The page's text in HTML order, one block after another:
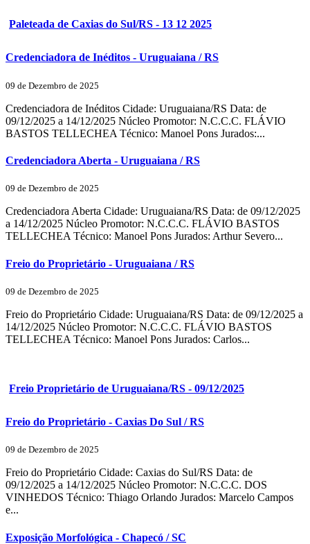
Paleteada de Caxias do Sul/RS - 13 12 2025
Credenciadora de Inéditos - Uruguaiana / RS
09 de Dezembro de 2025
Credenciadora de Inéditos Cidade: Uruguaiana/RS Data: de
09/12/2025 a 14/12/2025 Núcleo Promotor: N.C.C.C. FLÁVIO
BASTOS TELLECHEA Técnico: Manoel Pons Jurados:...
Credenciadora Aberta - Uruguaiana / RS
09 de Dezembro de 2025
Credenciadora Aberta Cidade: Uruguaiana/RS Data: de 09/12/2025
a 14/12/2025 Núcleo Promotor: N.C.C.C. FLÁVIO BASTOS
TELLECHEA Técnico: Manoel Pons Jurados: Arthur Severo...
Freio do Proprietário - Uruguaiana / RS
09 de Dezembro de 2025
Freio do Proprietário Cidade: Uruguaiana/RS Data: de 09/12/2025 a
14/12/2025 Núcleo Promotor: N.C.C.C. FLÁVIO BASTOS
TELLECHEA Técnico: Manoel Pons Jurados: Carlos...
Freio Proprietário de Uruguaiana/RS - 09/12/2025
Freio do Proprietário - Caxias Do Sul / RS
09 de Dezembro de 2025
Freio do Proprietário Cidade: Caxias do Sul/RS Data: de
09/12/2025 a 14/12/2025 Núcleo Promotor: N.C.C.C. DOS
VINHEDOS Técnico: Thiago Orlando Jurados: Marcelo Campos
e...
Exposição Morfológica - Chapecó / SC